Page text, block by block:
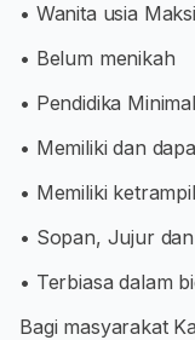
• Wanita usia
• Belum menikah
• Pendidika
• Memiliki dan
• Memiliki
• Sopan, Jujur
• Terbiasa dalam
Bagi masyarakat